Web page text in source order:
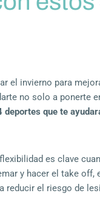
el invierno para
no solo a ponerte
deportes que te
es clave
y hacer el take
reducir el riesgo de